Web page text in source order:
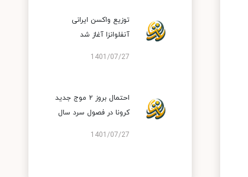
توزیع واکسن ایرانی
آنفلوانزا آغاز شد
1401/07/27
احتمال بروز ۲ موج جدید
کرونا در فصول سرد سال
1401/07/27